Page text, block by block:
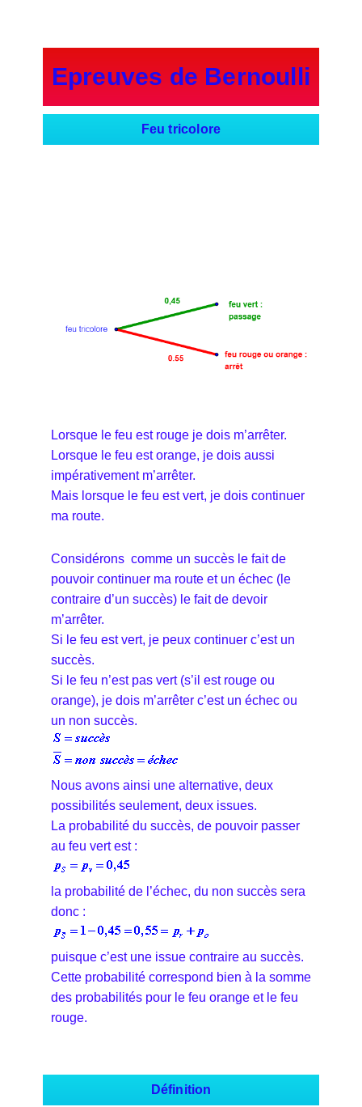
Epreuves de Bernoulli
Feu tricolore
Lorsque le feu est rouge je dois m’arrêter.
Lorsque le feu est orange, je dois aussi
impérativement m’arrêter.
Mais lorsque le feu est vert, je dois continuer
ma route.
Considérons comme un succès le fait de
pouvoir continuer ma route et un échec (le
contraire d’un succès) le fait de devoir
m’arrêter.
Si le feu est vert, je peux continuer c’est un
succès.
Si le feu n’est pas vert (s’il est rouge ou
orange), je dois m’arrêter c’est un échec ou
un non succès.
Nous avons ainsi une alternative, deux
possibilités seulement, deux issues.
La probabilité du succès, de pouvoir passer
au feu vert est :
la probabilité de l’échec, du non succès sera
donc :
puisque c’est une issue contraire au succès.
Cette probabilité correspond bien à la somme
des probabilités pour le feu orange et le feu
rouge.
Définition